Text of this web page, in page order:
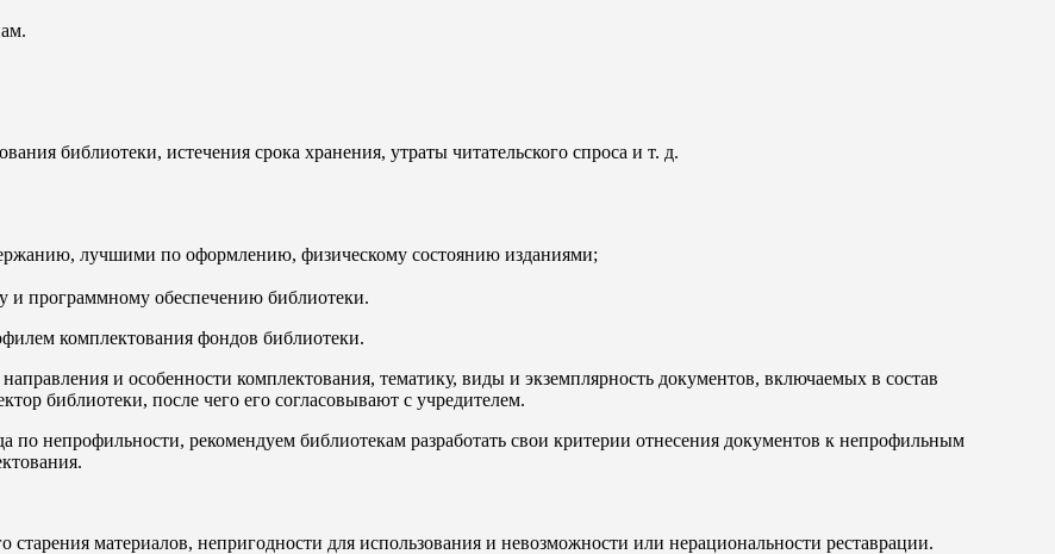
библиотеки, истечения срока хранения, утраты читательского спроса и т. д.
лучшими по оформлению, физическому состоянию изданиями;
и программному обеспечению библиотеки.
комплектования фондов библиотеки.
и особенности комплектования, тематику, виды и экземплярность документов, включаемых в состав
библиотеки, после чего его согласовывают с учредителем.
по непрофильности, рекомендуем библиотекам разработать свои критерии отнесения документов к непрофильным
старения материалов, непригодности для использования и невозможности или нерациональности реставрации.